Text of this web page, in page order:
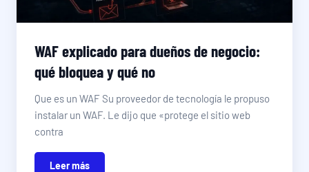
WAF explicado para dueños de negocio:
qué bloquea y qué no
Que es un WAF Su proveedor de tecnología le propuso
instalar un WAF. Le dijo que «protege el sitio web
contra
Leer más